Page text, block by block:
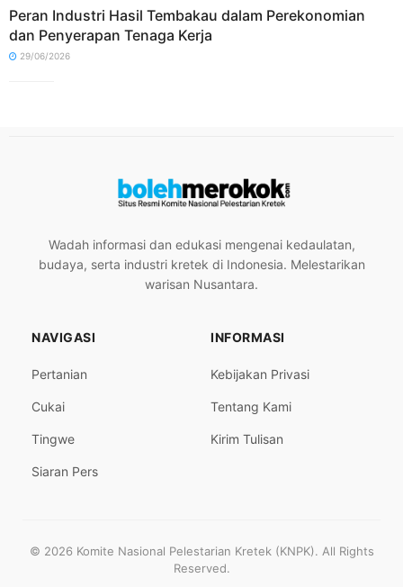
Peran Industri Hasil Tembakau dalam Perekonomian
dan Penyerapan Tenaga Kerja
29/06/2026
Wadah informasi dan edukasi mengenai kedaulatan,
budaya, serta industri kretek di Indonesia. Melestarikan
warisan Nusantara.
NAVIGASI
Pertanian
Cukai
Tingwe
Siaran Pers
INFORMASI
Kebijakan Privasi
Tentang Kami
Kirim Tulisan
© 2026 Komite Nasional Pelestarian Kretek (KNPK). All Rights
Reserved.